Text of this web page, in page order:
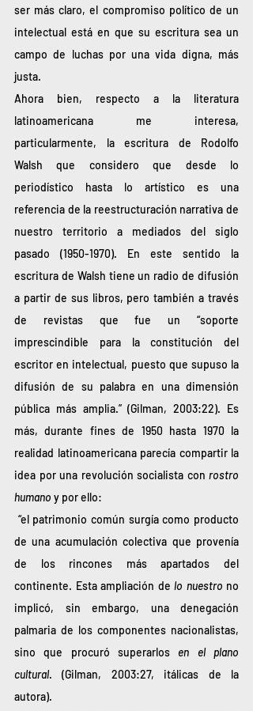
ser más claro, el compromiso político de un
intelectual está en que su escritura sea un
campo de luchas por una vida digna, más
justa.
Ahora bien, respecto a la literatura
latinoamericana me interesa,
particularmente, la escritura de Rodolfo
Walsh que considero que desde lo
periodístico hasta lo artístico es una
referencia de la reestructuración narrativa de
nuestro territorio a mediados del siglo
pasado (1950-1970). En este sentido la
escritura de Walsh tiene un radio de difusión
a partir de sus libros, pero también a través
de revistas que fue un “soporte
imprescindible para la constitución del
escritor en intelectual, puesto que supuso la
difusión de su palabra en una dimensión
pública más amplia.” (Gilman, 2003:22). Es
más, durante fines de 1950 hasta 1970 la
realidad latinoamericana parecía compartir la
idea por una revolución socialista con rostro
humano y por ello:
“el patrimonio común surgía como producto
de una acumulación colectiva que provenía
de los rincones más apartados del
continente. Esta ampliación de lo nuestro no
implicó, sin embargo, una denegación
palmaria de los componentes nacionalistas,
sino que procuró superarlos en el plano
cultural. (Gilman, 2003:27, itálicas de la
autora).